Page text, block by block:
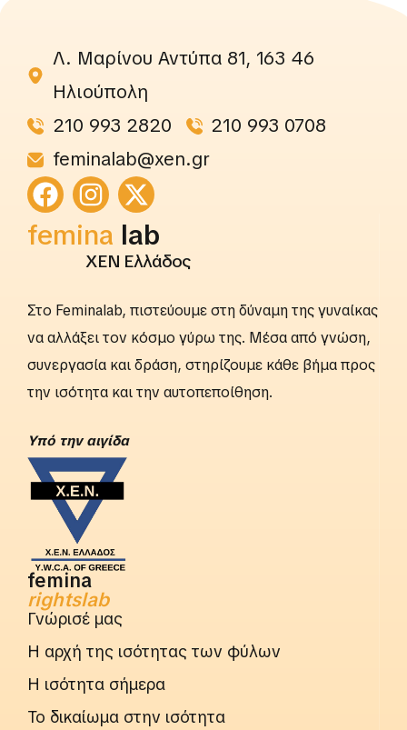
Λ. Μαρίνου Αντύπα 81, 163 46
Ηλιούπολη
210 993 2820
210 993 0708
feminalab@xen.gr
femina lab
rightslab
ΧΕΝ Ελλάδος
Στο Feminalab, πιστεύουμε στη δύναμη της γυναίκας
να αλλάξει τον κόσμο γύρω της. Μέσα από γνώση,
συνεργασία και δράση, στηρίζουμε κάθε βήμα προς
την ισότητα και την αυτοπεποίθηση.
Yπό την αιγίδα
femina
rightslab
Γνώρισέ μας
Η αρχή της ισότητας των φύλων
Η ισότητα σήμερα
Το δικαίωμα στην ισότητα